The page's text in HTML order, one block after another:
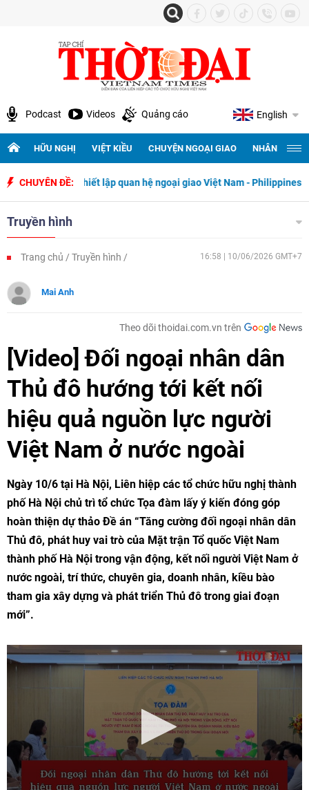
Podcast Videos Quảng cáo English
HỮU NGHỊ VIỆT KIỀU CHUYỆN NGOẠI GIAO NHÂN
CHUYÊN ĐỀ:
ngày thiết lập quan hệ ngoại giao Việt Nam - Philippines
Truyền hình
Trang chủ Truyền hình 16:58 | 10/06/2026 GMT+7
Mai Anh
Theo dõi thoidai.com.vn trên
[Video] Đối ngoại nhân dân
Thủ đô hướng tới kết nối
hiệu quả nguồn lực người
Việt Nam ở nước ngoài
Ngày 10/6 tại Hà Nội, Liên hiệp các tổ chức hữu nghị thành
phố Hà Nội chủ trì tổ chức Tọa đàm lấy ý kiến đóng góp
hoàn thiện dự thảo Đề án “Tăng cường đối ngoại nhân dân
Thủ đô, phát huy vai trò của Mặt trận Tổ quốc Việt Nam
thành phố Hà Nội trong vận động, kết nối người Việt Nam ở
nước ngoài, trí thức, chuyên gia, doanh nhân, kiều bào
tham gia xây dựng và phát triển Thủ đô trong giai đoạn
mới”.